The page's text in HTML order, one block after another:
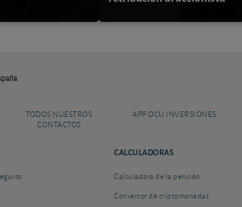
TODOS NUESTROS
CONTACTOS
APP OCU INVERSIONES
CALCULADORAS
Calculadora de la pensión
Conversor de criptomonedas